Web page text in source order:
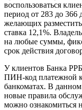
воспользоваться
период от 283 до
желающих
ставка 12,1%.
на любые суммы,
срок действия
У клиентов Банка
ПИН-код платежной
банкоматах. В
новые правила
можно ознакомиться